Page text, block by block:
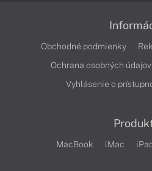
Obchodné podmienky
Ochrana osobných údajov
Vyhlásenie o
MacBook iMac